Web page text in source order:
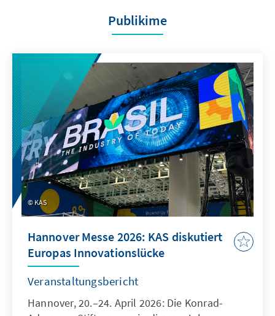
Publikime
KAS
Hannover Messe 2026: KAS diskutiert
Europas Innovationslücke
Veranstaltungsbericht
Hannover, 20.–24. April 2026: Die Konrad-